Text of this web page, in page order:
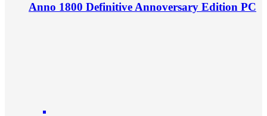
Anno 1800 Definitive Annoversary Edition PC